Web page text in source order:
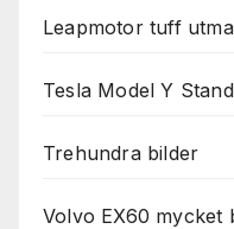
Leapmotor tuff
Tesla Model Y
Trehundra bilder
Volvo EX60 mycket